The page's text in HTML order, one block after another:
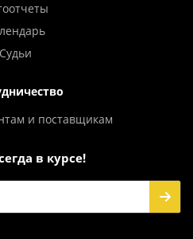
Судьи
и поставщикам
в курсе!